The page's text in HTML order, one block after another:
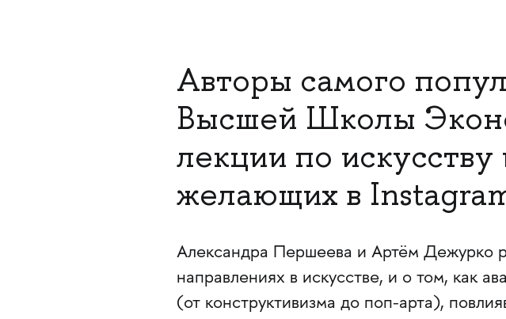
Авторы самого
Высшей Школы
лекции по искусству
желающих в
Александра Першеева и Артём Дежурко
направлениях в искусстве, и о том, как
(от конструктивизма до поп-арта),